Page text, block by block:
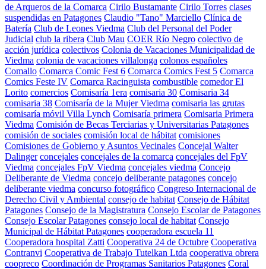
de Arqueros de la Comarca Cirilo Bustamante Cirilo Torres clases
suspendidas en Patagones Claudio "Tano" Marciello Clínica de
Batería Club de Leones Viedma Club del Personal del Poder
Judicial club la ribera Club Mau COER Río Negro colectivo de
acción jurídica colectivos Colonia de Vacaciones Municipalidad de
Viedma colonia de vacaciones villalonga colonos españoles
Comallo Comarca Comic Fest 6 Comarca Comics Fest 5 Comarca
Comics Feste IV Comarca Racinguista combustible comedor El
Lorito comercios Comisaría 1era comisaria 30 Comisaria 34
comisaria 38 Comisaría de la Mujer Viedma comisaria las grutas
comisaría móvil Villa Lynch Comisaría primera Comisaria Primera
Viedma Comisión de Becas Terciarias y Universitarias Patagones
comisión de sociales comisión local de hábitat comisiones
Comisiones de Gobierno y Asuntos Vecinales Concejal Walter
Dalinger concejales concejales de la comarca concejales del FpV
Viedma concejales FpV Viedma concejales viedma Concejo
Deliberante de Viedma concejo deliberante patagones concejo
deliberante viedma concurso fotográfico Congreso Internacional de
Derecho Civil y Ambiental consejo de habitat Consejo de Hábitat
Patagones Consejo de la Magistratura Consejo Escolar de Patagones
Consejo Escolar Patagones consejo local de habitat Consejo
Municipal de Hábitat Patagones cooperadora escuela 11
Cooperadora hospital Zatti Cooperativa 24 de Octubre Cooperativa
Contranvi Cooperativa de Trabajo Tutelkan Ltda cooperativa obrera
coopreco Coordinación de Programas Sanitarios Patagones Coral